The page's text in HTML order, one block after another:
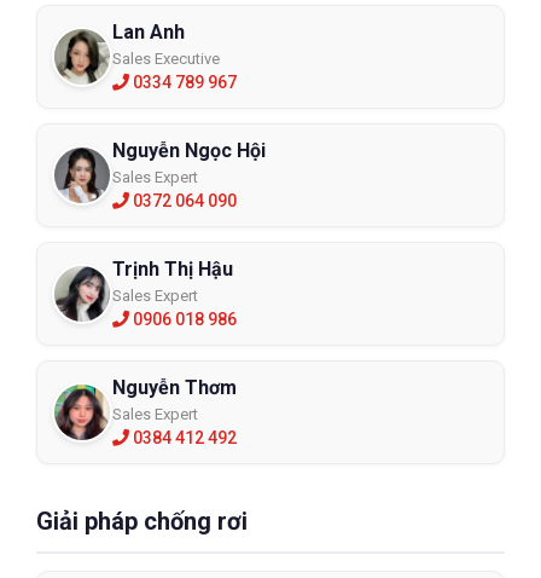
Lan Anh
Sales Executive
0334 789 967
Nguyễn Ngọc Hội
Sales Expert
0372 064 090
Trịnh Thị Hậu
Sales Expert
0906 018 986
Nguyễn Thơm
Sales Expert
0384 412 492
Giải pháp chống rơi